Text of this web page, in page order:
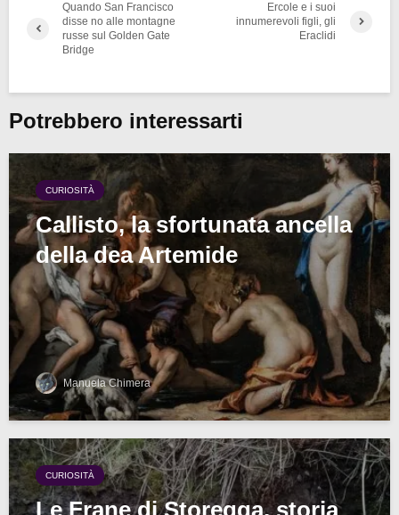
Quando San Francisco
disse no alle montagne
russe sul Golden Gate
Bridge
Ercole e i suoi
innumerevoli figli, gli
Eraclidi
Potrebbero interessarti
CURIOSITÀ
Callisto, la sfortunata ancella
della dea Artemide
Manuela Chimera
CURIOSITÀ